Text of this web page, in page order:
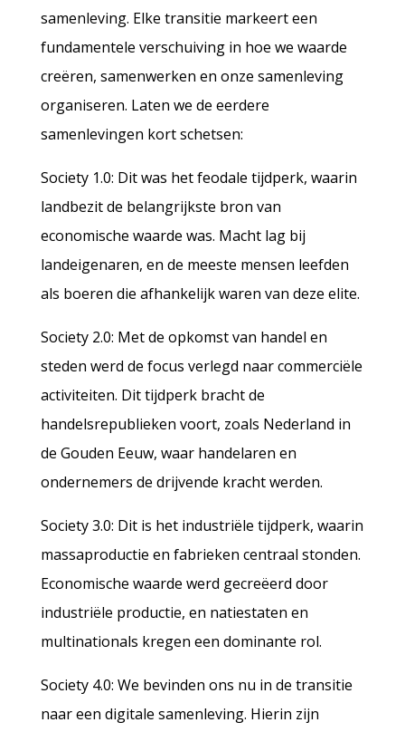
samenleving. Elke transitie markeert een
fundamentele verschuiving in hoe we waarde
creëren, samenwerken en onze samenleving
organiseren. Laten we de eerdere
samenlevingen kort schetsen:
Society 1.0: Dit was het feodale tijdperk, waarin
landbezit de belangrijkste bron van
economische waarde was. Macht lag bij
landeigenaren, en de meeste mensen leefden
als boeren die afhankelijk waren van deze elite.
Society 2.0: Met de opkomst van handel en
steden werd de focus verlegd naar commerciële
activiteiten. Dit tijdperk bracht de
handelsrepublieken voort, zoals Nederland in
de Gouden Eeuw, waar handelaren en
ondernemers de drijvende kracht werden.
Society 3.0: Dit is het industriële tijdperk, waarin
massaproductie en fabrieken centraal stonden.
Economische waarde werd gecreëerd door
industriële productie, en natiestaten en
multinationals kregen een dominante rol.
Society 4.0: We bevinden ons nu in de transitie
naar een digitale samenleving. Hierin zijn